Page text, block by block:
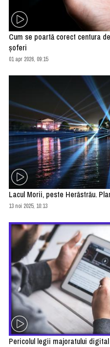
Cum se poartă corect centura
şoferi
01 apr 2026, 09:15
Lacul Morii, peste Herăstrău.
13 noi 2025, 10:13
Pericolul legii majoratului digital